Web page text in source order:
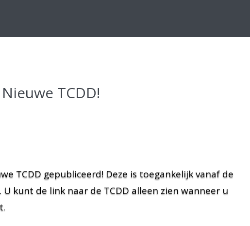
TCDD!
TCDD gepubliceerd! Deze is toegankelijk vanaf de
. U kunt de link naar de TCDD alleen zien wanneer u